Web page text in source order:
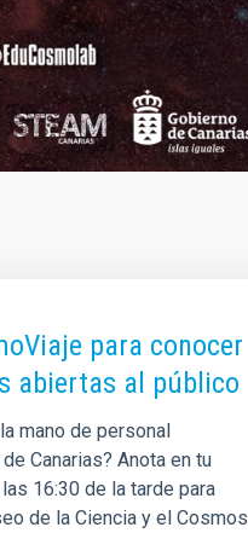
para conocer
abiertas al público
mano de personal
Canarias? Anota en tu
16:30 de la tarde para
de la Ciencia y el Cosmos